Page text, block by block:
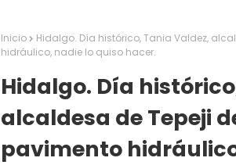
Inicio
Hidalgo. Día histórico, Tania Valdez,
hidráulico, nadie lo quiso hacer.
Hidalgo. Día
alcaldesa de Tepeji
pavimento